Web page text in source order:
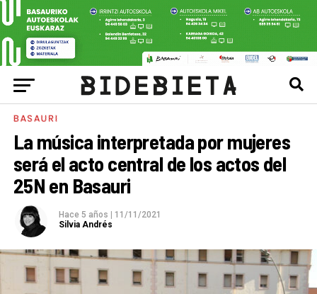
BASAURI
La música interpretada por mujeres
será el acto central de los actos del
25N en Basauri
Hace 5 años
11/11/2021
Silvia Andrés